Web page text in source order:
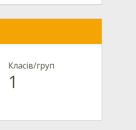
Класів/груп
1